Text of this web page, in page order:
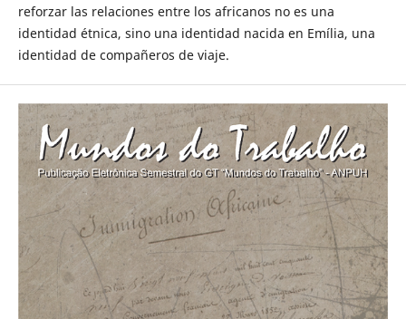
reforzar las relaciones entre los africanos no es una
identidad étnica, sino una identidad nacida en Emília, una
identidad de compañeros de viaje.